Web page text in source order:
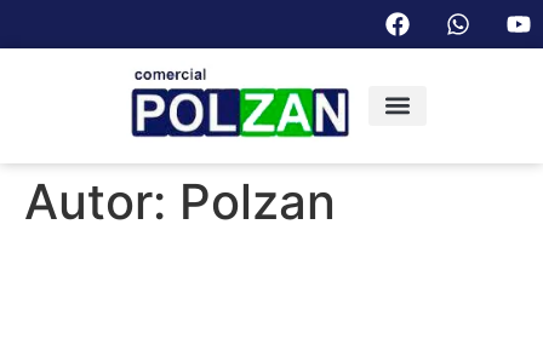
Autor: Polzan